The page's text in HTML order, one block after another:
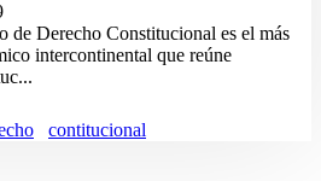
de Derecho Constitucional es el más
intercontinental que reúne
contitucional